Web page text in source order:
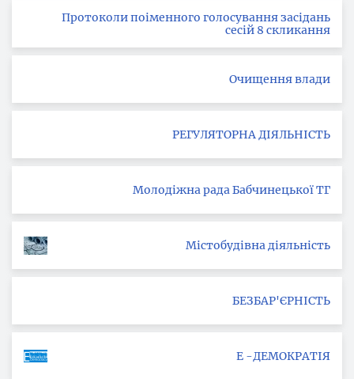
Протоколи поіменного голосування засідань
сесій 8 скликання
Очищення влади
РЕГУЛЯТОРНА ДІЯЛЬНІСТЬ
Молодіжна рада Бабчинецької ТГ
Містобудівна діяльність
БЕЗБАР'ЄРНІСТЬ
Е -ДЕМОКРАТІЯ